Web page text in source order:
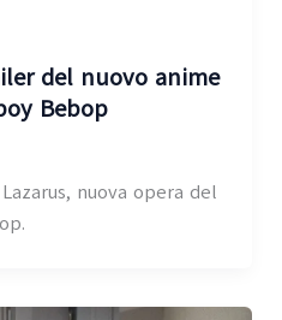
del nuovo anime
Bebop
nuova opera del